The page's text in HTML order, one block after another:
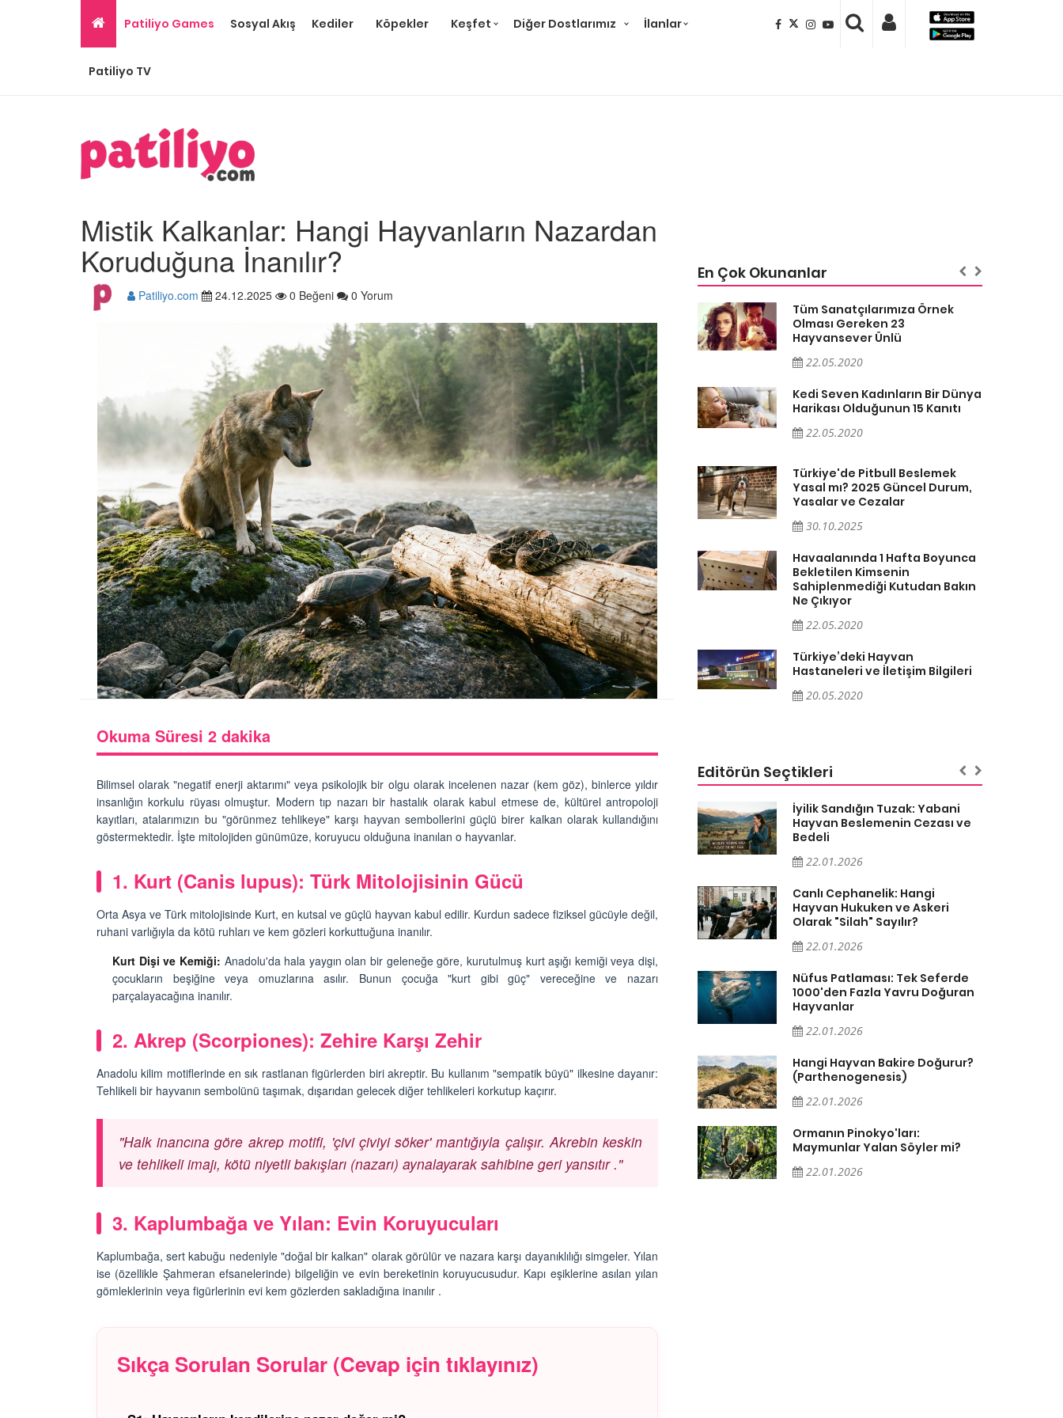
Patiliyo Games Sosyal Akış Kediler Köpekler Keşfet Diğer Dostlarımız İlanlar
Patiliyo TV
Mistik Kalkanlar: Hangi Hayvanların Nazardan
Koruduğuna İnanılır?
Patiliyo.com 24.12.2025 0 Beğeni 0 Yorum
Okuma Süresi 2 dakika
Bilimsel olarak "negatif enerji aktarımı" veya psikolojik bir olgu olarak incelenen nazar (kem göz), binlerce yıldır
insanlığın korkulu rüyası olmuştur. Modern tıp nazarı bir hastalık olarak kabul etmese de, kültürel antropoloji
kayıtları, atalarımızın bu "görünmez tehlikeye" karşı hayvan sembollerini güçlü birer kalkan olarak kullandığını
göstermektedir. İşte mitolojiden günümüze, koruyucu olduğuna inanılan o hayvanlar.
1. Kurt (Canis lupus): Türk Mitolojisinin Gücü
Orta Asya ve Türk mitolojisinde Kurt, en kutsal ve güçlü hayvan kabul edilir. Kurdun sadece fiziksel gücüyle değil,
ruhani varlığıyla da kötü ruhları ve kem gözleri korkuttuğuna inanılır.
Kurt Dişi ve Kemiği: Anadolu'da hala yaygın olan bir geleneğe göre, kurutulmuş kurt aşığı kemiği veya dişi,
çocukların beşiğine veya omuzlarına asılır. Bunun çocuğa "kurt gibi güç" vereceğine ve nazarı
parçalayacağına inanılır.
2. Akrep (Scorpiones): Zehire Karşı Zehir
Anadolu kilim motiflerinde en sık rastlanan figürlerden biri akreptir. Bu kullanım "sempatik büyü" ilkesine dayanır:
Tehlikeli bir hayvanın sembolünü taşımak, dışarıdan gelecek diğer tehlikeleri korkutup kaçırır.
"Halk inancına göre akrep motifi, 'çivi çiviyi söker' mantığıyla çalışır. Akrebin keskin
ve tehlikeli imajı, kötü niyetli bakışları (nazarı) aynalayarak sahibine geri yansıtır ."
3. Kaplumbağa ve Yılan: Evin Koruyucuları
Kaplumbağa, sert kabuğu nedeniyle "doğal bir kalkan" olarak görülür ve nazara karşı dayanıklılığı simgeler. Yılan
ise (özellikle Şahmeran efsanelerinde) bilgeliğin ve evin bereketinin koruyucusudur. Kapı eşiklerine asılan yılan
gömleklerinin veya figürlerinin evi kem gözlerden sakladığına inanılır .
Sıkça Sorulan Sorular (Cevap için tıklayınız)
En Çok Okunanlar
Olması Gereken 23
Hayvansever Ünlü
22.05.2020
Kedi Seven Kadınların Bir Dünya
Harikası Olduğunun 15 Kanıtı
22.05.2020
Türkiye'de Pitbull Beslemek
Yasal mı? 2025 Güncel Durum,
Yasalar ve Cezalar
30.10.2025
Havaalanında 1 Hafta Boyunca
Bekletilen Kimsenin
Sahiplenmediği Kutudan Bakın
Ne Çıkıyor
22.05.2020
Türkiye’deki Hayvan
Hastaneleri ve İletişim Bilgileri
20.05.2020
Olması Gereken 23
Hayvansever Ünlü
22.05.2020
Kedi Seven Kadınların Bir Dünya
Harikası Olduğunun 15 Kanıtı
22.05.2020
Türkiye'de Pitbull Beslemek
Yasal mı? 2025 Güncel Durum,
Yasalar ve Cezalar
30.10.2025
Havaalanında 1 Hafta Boyunca
Bekletilen Kimsenin
Sahiplenmediği Kutudan Bakın
Ne Çıkıyor
22.05.2020
Türkiye’deki Hayvan
Hastaneleri ve İletişim Bilgileri
20.05.2020
Tüm Sanatçılarımıza Örnek
Olması Gereken 23
Hayvansever Ünlü
22.05.2020
Kedi Seven Kadınların Bir Dünya
Harikası Olduğunun 15 Kanıtı
22.05.2020
Türkiye'de Pitbull Beslemek
Yasal mı? 2025 Güncel Durum,
Yasalar ve Cezalar
30.10.2025
Havaalanında 1 Hafta Boyunca
Bekletilen Kimsenin
Sahiplenmediği Kutudan Bakın
Ne Çıkıyor
22.05.2020
Türkiye’deki Hayvan
Hastaneleri ve İletişim Bilgileri
20.05.2020
Editörün Seçtikleri
Domuzlar
mü Kokar?
Hangi Hayvanın
Kemiği Bulunmaz?
Yansıması:
Kalbi Sağdadır?
Mamutlar Öldü,
Doğanın Erken Uyarı Sistemi:
Tsunamiden Dakikalar Önce
Kaçan Hayvanlar
Kıyamet Kopsa Bile O Yaşar:
Nükleer Bombaya Direnen Tek
Hayvan
Hırsızlığın Maymun Versiyonu?
Maymunlar Gerçekten Banka
12.01.2026
Açarak" Terk Eden Hayvan
Hangisidir?
Masum Kuryeler: Uyuşturucu
Kaçakçılığında Kullanılan
Hayvanlar
Aşağısı Neresi? Hangi Canlılar
Yerçekimini Hissetmez veya
Umursamaz?
Biyolojik Radar: Hangi
Hayvanlar Elektriği "Görür"?
Görünmeyeni Görenler: Hangi
Hayvanlar Ultraviyole (UV) Işığı
07.01.2026
Değiştirdi?
07.01.2026
İyilik Sandığın Tuzak: Yabani
Hayvan Beslemenin Cezası ve
Bedeli
22.01.2026
Canlı Cephanelik: Hangi
Hayvan Hukuken ve Askeri
Olarak "Silah" Sayılır?
22.01.2026
Nüfus Patlaması: Tek Seferde
1000'den Fazla Yavru Doğuran
Hayvanlar
22.01.2026
Hangi Hayvan Bakire Doğurur?
(Parthenogenesis)
22.01.2026
Ormanın Pinokyo'ları:
Maymunlar Yalan Söyler mi?
22.01.2026